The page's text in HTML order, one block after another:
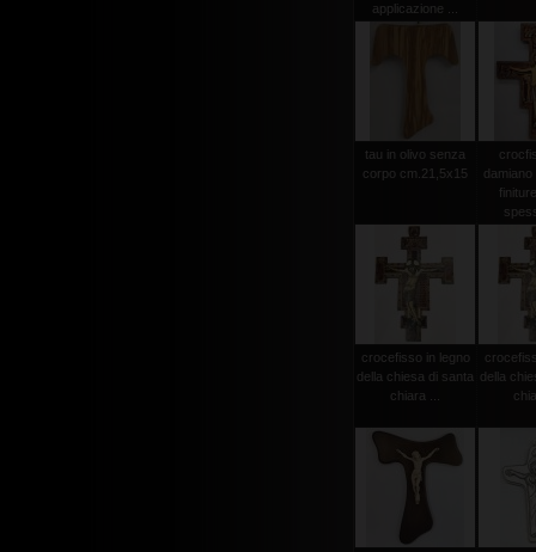
applicazione ...
tau in olivo senza
corpo cm.21,5x15
crocefisso in legno
della chiesa di santa
chiara ...
della